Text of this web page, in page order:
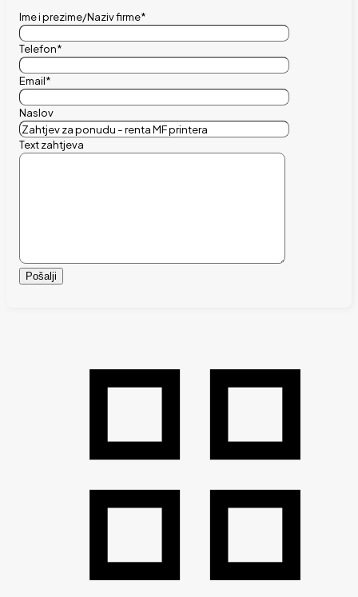
Ime i prezime/Naziv firme*
Telefon*
Email*
Naslov
Text zahtjeva